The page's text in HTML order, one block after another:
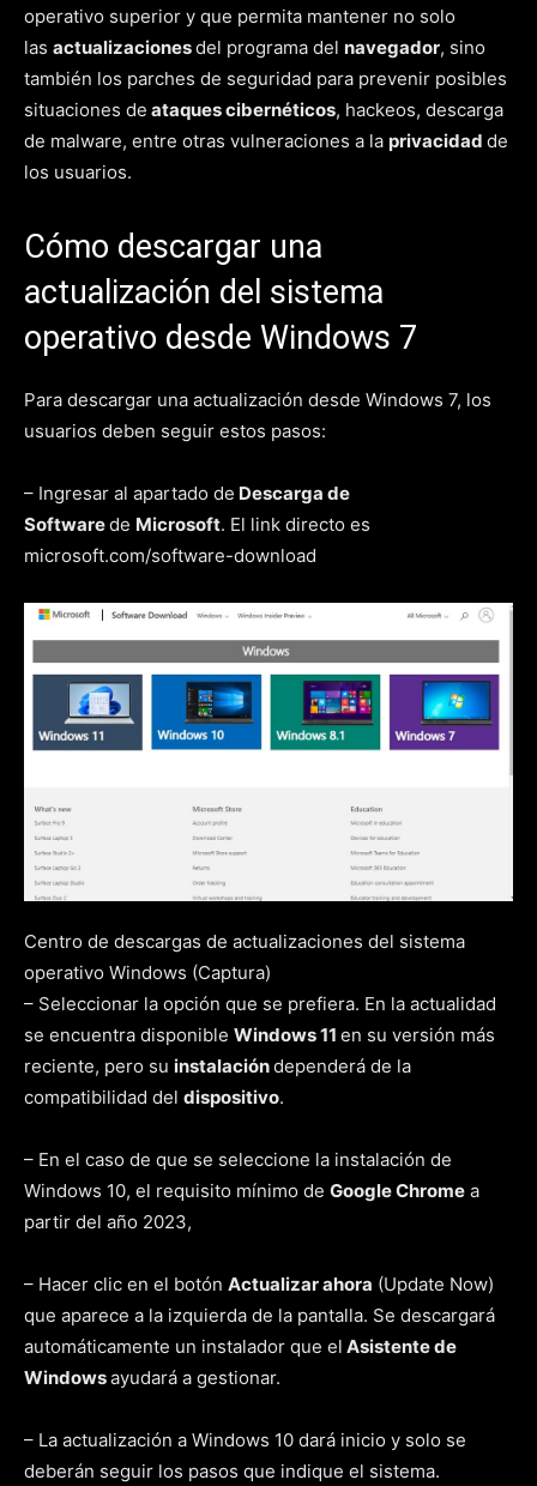
operativo superior y que permita mantener no solo
las actualizacionesdel programa del navegador, sino
también los parches de seguridad para prevenir posibles
situaciones de ataques cibernéticos, hackeos, descarga
de malware, entre otras vulneraciones a la privacidad de
los usuarios.
Cómo descargar una
actualización del sistema
operativo desde Windows 7
Para descargar una actualización desde Windows 7, los
usuarios deben seguir estos pasos:
– Ingresar al apartado de Descarga de
Softwarede Microsoft. El link directo es
microsoft.com/software-download
Centro de descargas de actualizaciones del sistema
operativo Windows (Captura)
– Seleccionar la opción que se prefiera. En la actualidad
se encuentra disponible Windows 11 en su versión más
reciente, pero su instalacióndependerá de la
compatibilidad del dispositivo.
– En el caso de que se seleccione la instalación de
Windows 10, el requisito mínimo de Google Chrome a
partir del año 2023,
– Hacer clic en el botón Actualizar ahora (Update Now)
que aparece a la izquierda de la pantalla. Se descargará
automáticamente un instalador que el Asistente de
Windowsayudará a gestionar.
– La actualización a Windows 10 dará inicio y solo se
deberán seguir los pasos que indique el sistema.